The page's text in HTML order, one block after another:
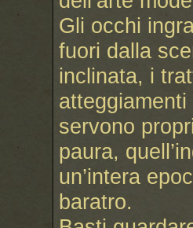
Gli occhi
fuori dalla
inclinata, i
servono
paura,
un’intera
baratro.